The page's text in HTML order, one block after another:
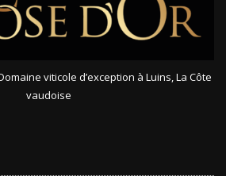
viticole d’exception à Luins, La Côte
vaudoise